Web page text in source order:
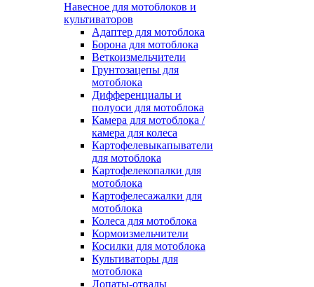
Навесное для мотоблоков и
культиваторов
Адаптер для мотоблока
Борона для мотоблока
Веткоизмельчители
Грунтозацепы для
мотоблока
Дифференциалы и
полуоси для мотоблока
Камера для мотоблока /
камера для колеса
Картофелевыкапыватели
для мотоблока
Картофелекопалки для
мотоблока
Картофелесажалки для
мотоблока
Колеса для мотоблока
Кормоизмельчители
Косилки для мотоблока
Культиваторы для
мотоблока
Лопаты-отвалы